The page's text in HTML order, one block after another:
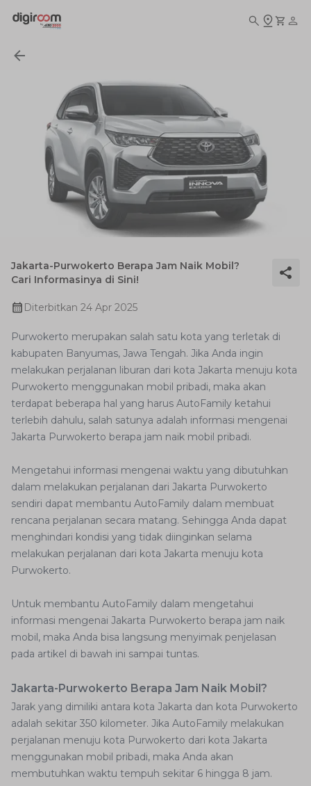
Jakarta-Purwokerto Berapa Jam Naik Mobil?
Cari Informasinya di Sini!
Diterbitkan 24 Apr 2025
Purwokerto merupakan salah satu kota yang terletak di
kabupaten Banyumas, Jawa Tengah. Jika Anda ingin
melakukan perjalanan liburan dari kota Jakarta menuju kota
Purwokerto menggunakan mobil pribadi, maka akan
terdapat beberapa hal yang harus AutoFamily ketahui
terlebih dahulu, salah satunya adalah informasi mengenai
Jakarta Purwokerto berapa jam naik mobil pribadi.
Mengetahui informasi mengenai waktu yang dibutuhkan
dalam melakukan perjalanan dari Jakarta Purwokerto
sendiri dapat membantu AutoFamily dalam membuat
rencana perjalanan secara matang. Sehingga Anda dapat
menghindari kondisi yang tidak diinginkan selama
melakukan perjalanan dari kota Jakarta menuju kota
Purwokerto.
Untuk membantu AutoFamily dalam mengetahui
informasi mengenai Jakarta Purwokerto berapa jam naik
mobil, maka Anda bisa langsung menyimak penjelasan
pada artikel di bawah ini sampai tuntas.
Jakarta-Purwokerto Berapa Jam Naik Mobil?
Jarak yang dimiliki antara kota Jakarta dan kota Purwokerto
adalah sekitar 350 kilometer. Jika AutoFamily melakukan
perjalanan menuju kota Purwokerto dari kota Jakarta
menggunakan mobil pribadi, maka Anda akan
membutuhkan waktu tempuh sekitar 6 hingga 8 jam.